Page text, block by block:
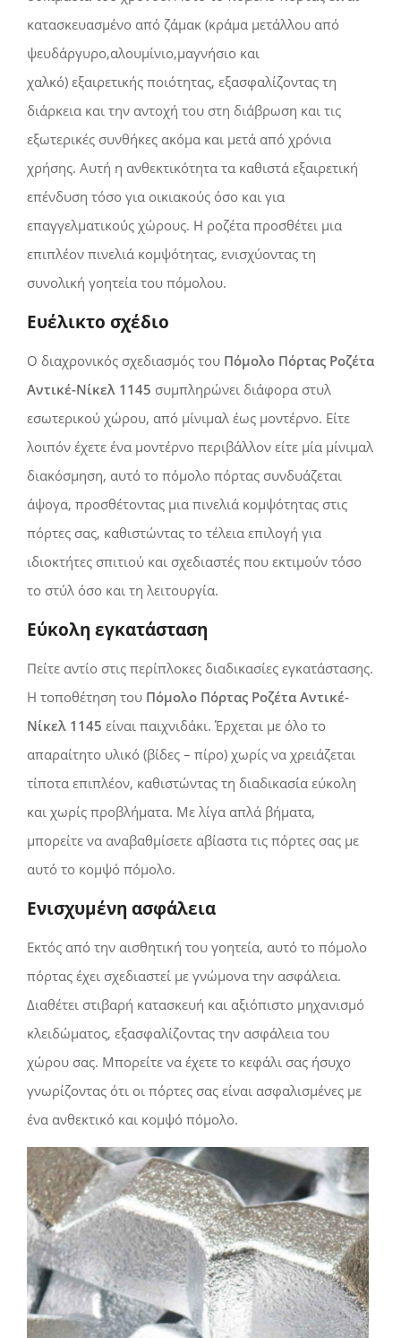
κατασκευασμένο από ζάμακ (κράμα μετάλλου από
ψευδάργυρο,αλουμίνιο,μαγνήσιο και
χαλκό) εξαιρετικής ποιότητας, εξασφαλίζοντας τη
διάρκεια και την αντοχή του στη διάβρωση και τις
εξωτερικές συνθήκες ακόμα και μετά από χρόνια
χρήσης. Αυτή η ανθεκτικότητα τα καθιστά εξαιρετική
επένδυση τόσο για οικιακούς όσο και για
επαγγελματικούς χώρους. Η ροζέτα προσθέτει μια
επιπλέον πινελιά κομψότητας, ενισχύοντας τη
συνολική γοητεία του πόμολου.
Ευέλικτο σχέδιο
Ο διαχρονικός σχεδιασμός του Πόμολο Πόρτας Ροζέτα
Αντικέ-Νίκελ 1145 συμπληρώνει διάφορα στυλ
εσωτερικού χώρου, από μίνιμαλ έως μοντέρνο. Είτε
λοιπόν έχετε ένα μοντέρνο περιβάλλον είτε μία μίνιμαλ
διακόσμηση, αυτό το πόμολο πόρτας συνδυάζεται
άψογα, προσθέτοντας μια πινελιά κομψότητας στις
πόρτες σας, καθιστώντας τo τέλεια επιλογή για
ιδιοκτήτες σπιτιού και σχεδιαστές που εκτιμούν τόσο
τo στύλ όσο και τη λειτουργία.
Εύκολη εγκατάσταση
Πείτε αντίο στις περίπλοκες διαδικασίες εγκατάστασης.
Η τοποθέτηση του Πόμολο Πόρτας Ροζέτα Αντικέ-
Νίκελ 1145 είναι παιχνιδάκι. Έρχεται με όλο το
απαραίτητο υλικό (βίδες – πίρο) χωρίς να χρειάζεται
τίποτα επιπλέον, καθιστώντας τη διαδικασία εύκολη
και χωρίς προβλήματα. Με λίγα απλά βήματα,
μπορείτε να αναβαθμίσετε αβίαστα τις πόρτες σας με
αυτό το κομψό πόμολο.
Ενισχυμένη ασφάλεια
Εκτός από την αισθητική του γοητεία, αυτό το πόμολο
πόρτας έχει σχεδιαστεί με γνώμονα την ασφάλεια.
Διαθέτει στιβαρή κατασκευή και αξιόπιστο μηχανισμό
κλειδώματος, εξασφαλίζοντας την ασφάλεια του
χώρου σας. Μπορείτε να έχετε το κεφάλι σας ήσυχο
γνωρίζοντας ότι οι πόρτες σας είναι ασφαλισμένες με
ένα ανθεκτικό και κομψό πόμολο.